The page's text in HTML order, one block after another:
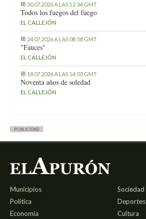
30.07.2026 A LAS 12:34 GMT
Todos los fuegos del fuego
EL CALLEJÓN
24.07.2026 A LAS 08:58 GMT
"Fauces"
EL CALLEJÓN
18.07.2026 A LAS 14:03 GMT
Noventa años de soledad
EL CALLEJÓN
PUBLICIDAD
Municipios
Política
Economía
Sociedad
Deportes
Cultura